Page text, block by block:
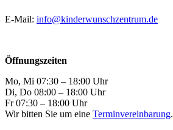
E-Mail: info@kinderwunschzentrum.de
Öffnungszeiten
Mo, Mi 07:30 – 18:00 Uhr
Di, Do 08:00 – 18:00 Uhr
Fr 07:30 – 18:00 Uhr
Wir bitten Sie um eine Terminvereinbarung.